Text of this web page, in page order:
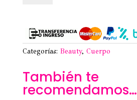
CRYSTAL
50ML
-
BEAUTY
cantidad
Categorías: Beauty, Cuerpo
También te
recomendamos…